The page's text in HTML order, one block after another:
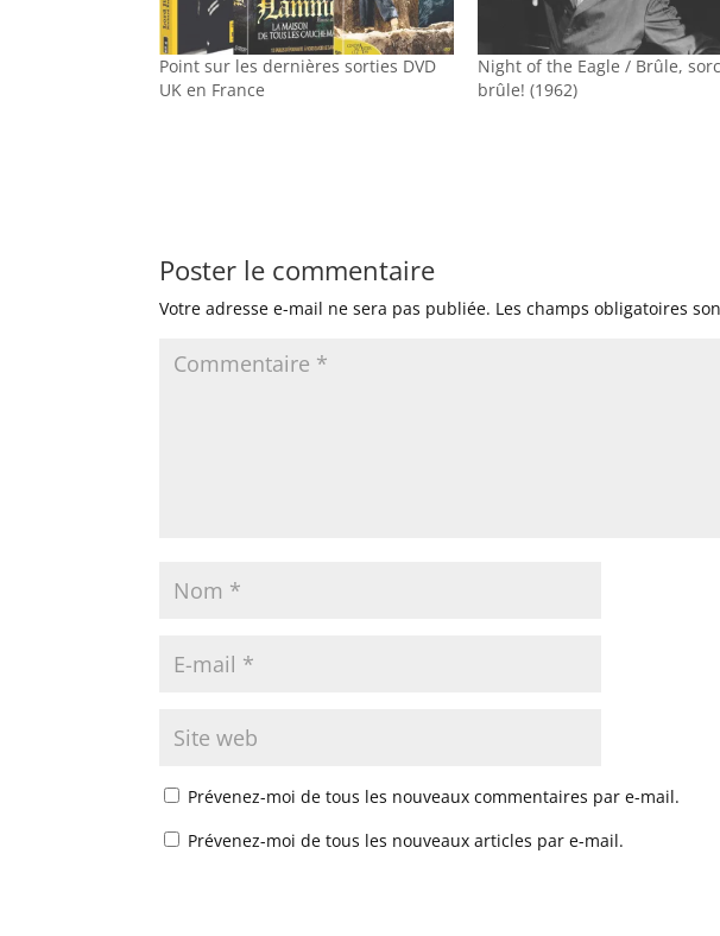
Point sur les dernières sorties DVD
UK en France
Night of the Eagle / Brûle,
brûle! (1962)
Poster le commentaire
Votre adresse e-mail ne sera pas publiée. Les champs obligatoires
Prévenez-moi de tous les nouveaux commentaires par e-mail.
Prévenez-moi de tous les nouveaux articles par e-mail.